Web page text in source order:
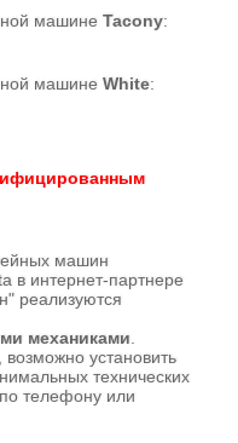
машине Tacony:
машине White:
машин
в интернет-партнере
реализуются
механиками
возможно установить
технических
телефону или